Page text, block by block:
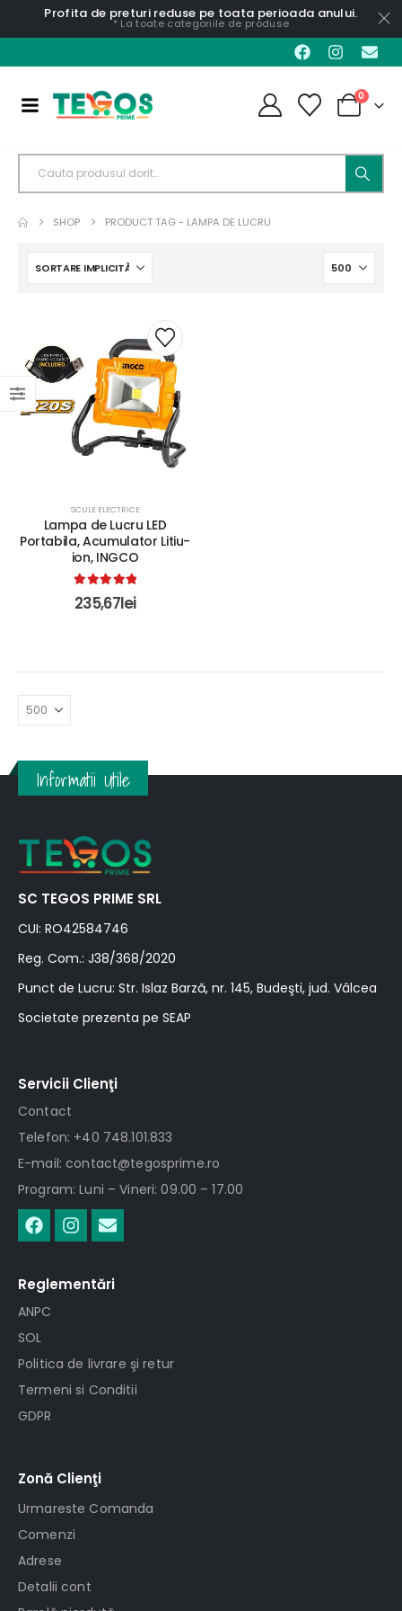
Profita de preturi reduse pe toata perioada anului.
* La toate categoriile de produse
0
SHOP PRODUCT TAG - LAMPA DE LUCRU
SCULE ELECTRICE
Lampa de Lucru LED
Portabila, Acumulator Litiu-
ion, INGCO
5.00out of 5
235,67lei
Informatii Utile
SC TEGOS PRIME SRL
CUI: RO42584746
Reg. Com.: J38/368/2020
Punct de Lucru: Str. Islaz Barză, nr. 145, Budeşti, jud. Vâlcea
Societate prezenta pe SEAP
Servicii Clienţi
Contact
Telefon: +40 748.101.833
E-mail: contact@tegosprime.ro
Program: Luni – Vineri: 09.00 – 17.00
Reglementări
ANPC
SOL
Politica de livrare şi retur
Termeni si Conditii
GDPR
Zonă Clienţi
Urmareste Comanda
Comenzi
Adrese
Detalii cont